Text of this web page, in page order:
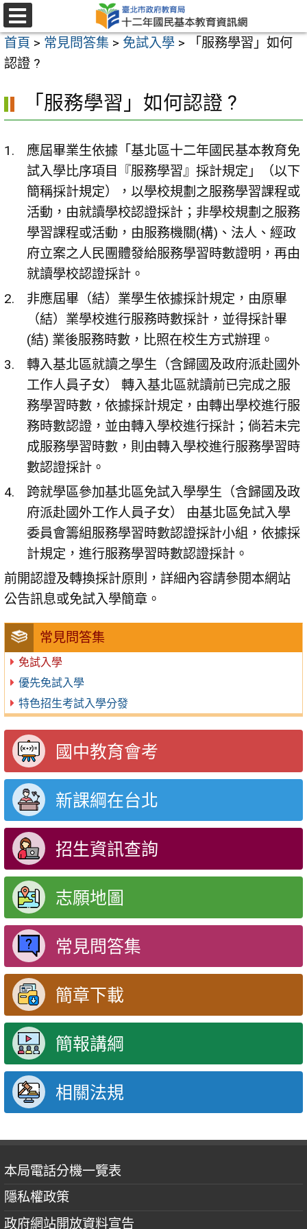
跳
至
主
要
容
選
單
首頁 > 常見問答集 > 免試入學 >
「服務學習」如何
認證 ?
常見問答集
免試入學
優先免試入學
特色招生考試入學分發
國中教育會考
新課綱在台北
招生資訊查詢
志願地圖
常見問答集
簡章下載
簡報講綱
相關法規
「服務學習」如何認證 ?
應屆畢業生依據「基北區十二年國民基本教育免
試入學比序項目『服務學習』採計規定」（以下
簡稱採計規定），以學校規劃之服務學習課程或
活動，由就讀學校認證採計；非學校規劃之服務
學習課程或活動，由服務機關(構)、法人、經政
府立案之人民團體發給服務學習時數證明，再由
就讀學校認證採計。
非應屆畢（結）業學生依據採計規定，由原畢
（結）業學校進行服務時數採計，並得採計畢
(結) 業後服務時數，比照在校生方式辦理。
轉入基北區就讀之學生（含歸國及政府派赴國外
工作人員子女） 轉入基北區就讀前已完成之服
務學習時數，依據採計規定，由轉出學校進行服
務時數認證，並由轉入學校進行採計；倘若未完
成服務學習時數，則由轉入學校進行服務學習時
數認證採計。
跨就學區參加基北區免試入學學生（含歸國及政
府派赴國外工作人員子女） 由基北區免試入學
委員會籌組服務學習時數認證採計小組，依據採
計規定，進行服務學習時數認證採計。
前開認證及轉換採計原則，詳細內容請參閱本網站
公告訊息或免試入學簡章。
本局電話分機一覽表
隱私權政策
政府網站開放資料宣告